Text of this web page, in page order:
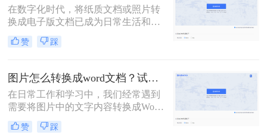
在数字化时代，将纸质文档或照片转
换成电子版文档已成为日常生活和工
作中不可或缺的一部分。这不仅便于
存储、共享和编辑，还能有效减少纸
把图片转换成电子版文档呢？本文将
详细介绍几种将图片转换成电子版文
档的方法，帮助您轻松实现这一转换
过程。
赞 踩
图片怎么转换成word文档？试试这四个方法！
在日常工作和学习中，我们经常遇到
需要将图片中的文字内容转换成Word
文档的情况。这可能是因为图片中的
信息需要编辑、修改或进一步处理，
赞 踩